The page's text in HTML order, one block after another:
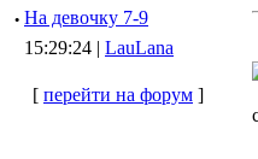
· Hа девочку 7-9
15:29:24 | LauLana
[ перейти на форум ]